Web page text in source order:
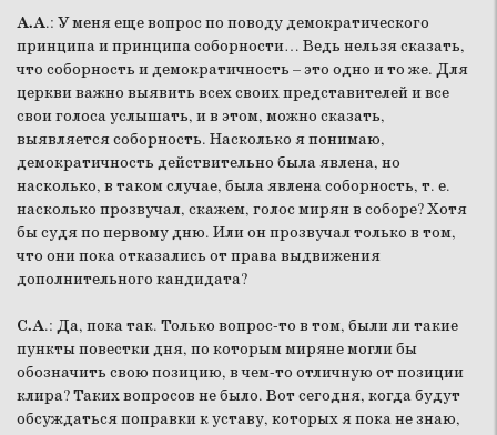
А.А.: У меня еще вопрос по поводу демократического
принципа и принципа соборности… Ведь нельзя сказать,
что соборность и демократичность – это одно и то же. Для
церкви важно выявить всех своих представителей и все
свои голоса услышать, и в этом, можно сказать,
выявляется соборность. Насколько я понимаю,
демократичность действительно была явлена, но
насколько, в таком случае, была явлена соборность, т. е.
насколько прозвучал, скажем, голос мирян в соборе? Хотя
бы судя по первому дню. Или он прозвучал только в том,
что они пока отказались от права выдвижения
дополнительного кандидата?
С.А.: Да, пока так. Только вопрос-то в том, были ли такие
пункты повестки дня, по которым миряне могли бы
обозначить свою позицию, в чем-то отличную от позиции
клира? Таких вопросов не было. Вот сегодня, когда будут
обсуждаться поправки к уставу, которых я пока не знаю,